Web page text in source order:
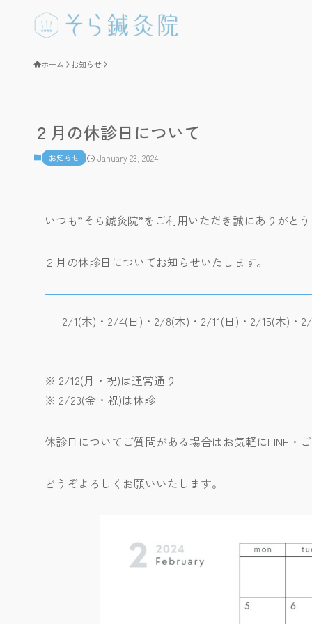
ホーム お知らせ
２月の休診日について
お知らせ January 23, 2024
いつも”そら鍼灸院”をご利用いただき誠にありがと
２月の休診日についてお知らせいたします。
2/1(木)・2/4(日)・2/8(木)・2/11(日)・2/15(木)・
※ 2/12(月・祝)は通常通り
※ 2/23(金・祝)は休診
休診日についてご質問がある場合はお気軽にLINE・
どうぞよろしくお願いいたします。